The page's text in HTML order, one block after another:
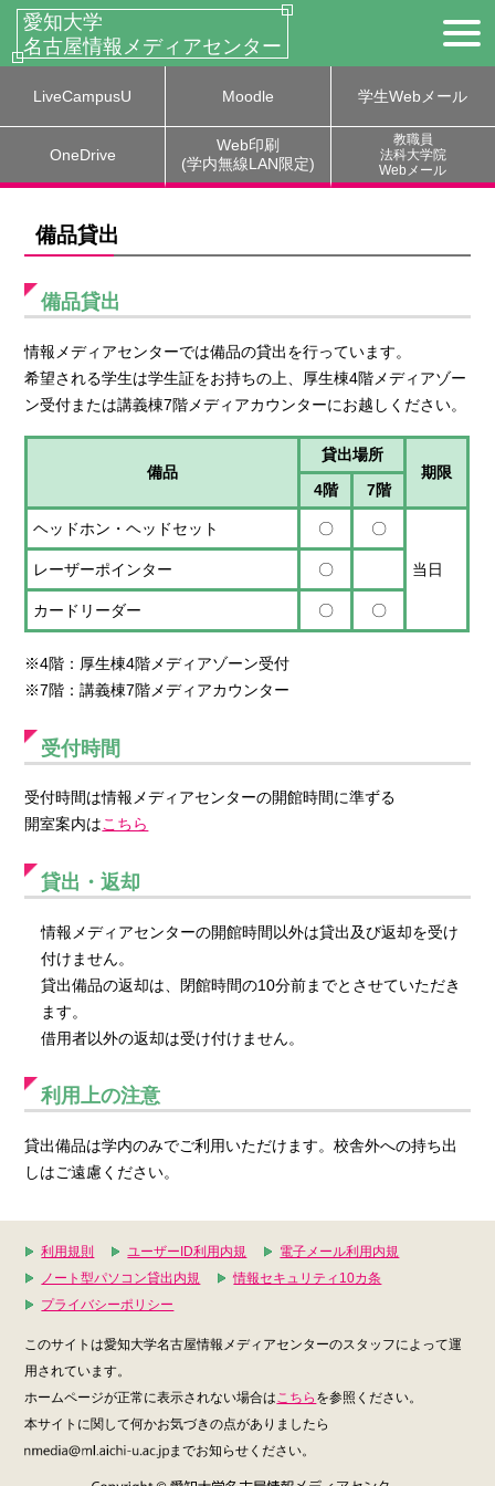
愛知大学
名古屋情報 メディアセンター
LiveCampusU Moodle 学生Webメール
OneDrive
Web印刷
(学内無線LAN限定)
教職員
法科大学院
Webメール
備品貸出
備品貸出
情報メディアセンターでは備品の貸出を行っています。
希望される学生は学生証をお持ちの上、厚生棟4階メディアゾー
ン受付または講義棟7階メディアカウンターにお越しください。
備品
貸出場所
期限
4階
7階
ヘッドホン・ヘッドセット 〇 〇
当日
レーザーポインター 〇
カードリーダー 〇 〇
※4階：厚生棟4階メディアゾーン受付
※7階：講義棟7階メディアカウンター
受付時間
受付時間は情報メディアセンターの開館時間に準ずる
開室案内はこちら
貸出・返却
情報メディアセンターの開館時間以外は貸出及び返却を受け
付けません。
貸出備品の返却は、閉館時間の10分前までとさせていただき
ます。
借用者以外の返却は受け付けません。
利用上の注意
貸出備品は学内のみでご利用いただけます。校舎外への持ち出
しはご遠慮ください。
利用規則 ユーザーID利用内規
電子メール利用内規
ノート型パソコン貸出内規
情報セキュリティ10カ条
プライバシーポリシー
このサイトは愛知大学名古屋情報メディアセンターのスタッフによって運
用されています。
ホームページが正常に表示されない場合はこちら を参照ください。
本サイトに関して何かお気づきの点がありましたら
までお知らせください。